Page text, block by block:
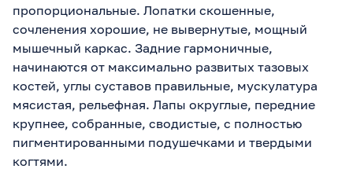
пропорциональные. Лопатки скошенные,
сочленения хорошие, не вывернутые, мощный
мышечный каркас. Задние гармоничные,
начинаются от максимально развитых тазовых
костей, углы суставов правильные, мускулатура
мясистая, рельефная. Лапы округлые, передние
крупнее, собранные, сводистые, с полностью
пигментированными подушечками и твердыми
когтями.